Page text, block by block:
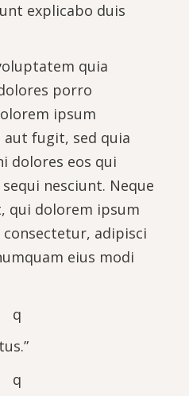
explicabo duis
quia
porro
ipsum
fugit, sed quia
dolores eos qui
nesciunt. Neque
qui dolorem ipsum
adipisci
eius modi